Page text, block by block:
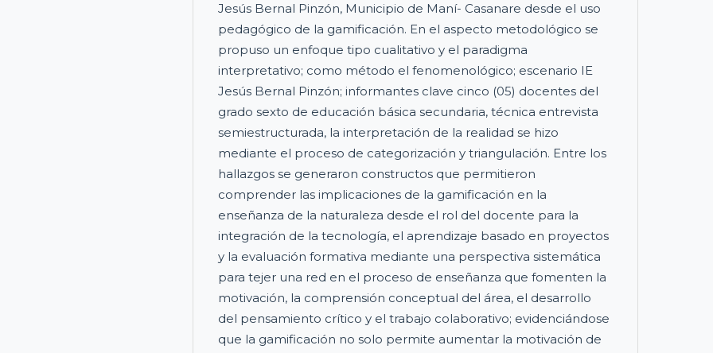
Jesús Bernal Pinzón, Municipio de Maní- Casanare desde el uso
pedagógico de la gamificación. En el aspecto metodológico se
propuso un enfoque tipo cualitativo y el paradigma
interpretativo; como método el fenomenológico; escenario IE
Jesús Bernal Pinzón; informantes clave cinco (05) docentes del
grado sexto de educación básica secundaria, técnica entrevista
semiestructurada, la interpretación de la realidad se hizo
mediante el proceso de categorización y triangulación. Entre los
hallazgos se generaron constructos que permitieron
comprender las implicaciones de la gamificación en la
enseñanza de la naturaleza desde el rol del docente para la
integración de la tecnología, el aprendizaje basado en proyectos
y la evaluación formativa mediante una perspectiva sistemática
para tejer una red en el proceso de enseñanza que fomenten la
motivación, la comprensión conceptual del área, el desarrollo
del pensamiento crítico y el trabajo colaborativo; evidenciándose
que la gamificación no solo permite aumentar la motivación de